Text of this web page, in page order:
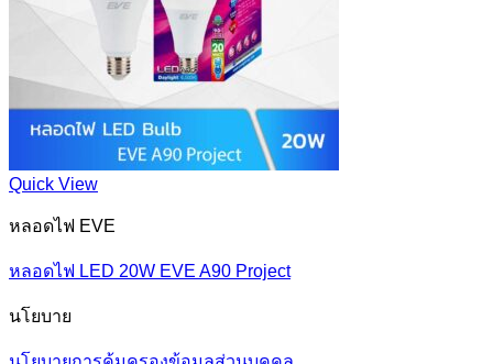
Quick View
หลอดไฟ EVE
หลอดไฟ LED 20W EVE A90 Project
นโยบาย